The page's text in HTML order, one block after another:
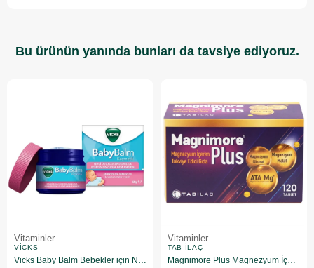
Bu ürünün yanında bunları da tavsiye ediyoruz.
Vitaminler
VICKS
Vicks Baby Balm Bebekler için Nemlendirici 50 gr
Vitaminler
TAB İLAÇ
Magnimore Plus Magnezyum İçeren Takviye Edici Gıda 120 Tablet